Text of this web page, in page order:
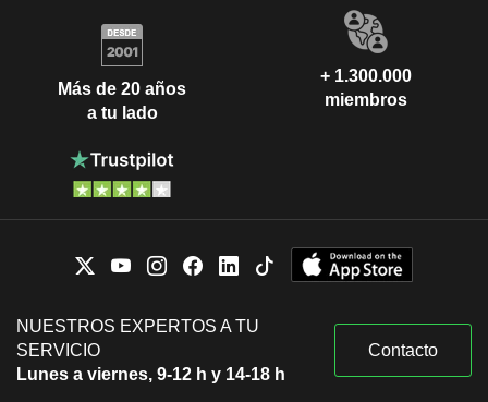
Más de 20 años
a tu lado
+ 1.300.000
miembros
NUESTROS EXPERTOS A TU
SERVICIO
Lunes a viernes, 9-12 h y 14-18 h
Contacto